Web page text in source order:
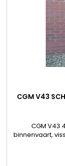
CGM V43
CGM V43
binnenvaart,
5 motor